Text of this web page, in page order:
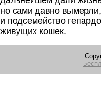
но сами давно
и подсемейство
живущих кошек.